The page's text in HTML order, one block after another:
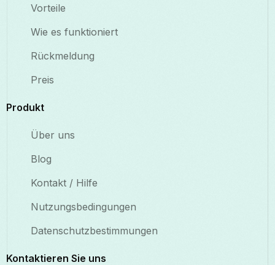
Vorteile
Wie es funktioniert
Rückmeldung
Preis
Produkt
Über uns
Blog
Kontakt / Hilfe
Nutzungsbedingungen
Datenschutzbestimmungen
Kontaktieren Sie uns